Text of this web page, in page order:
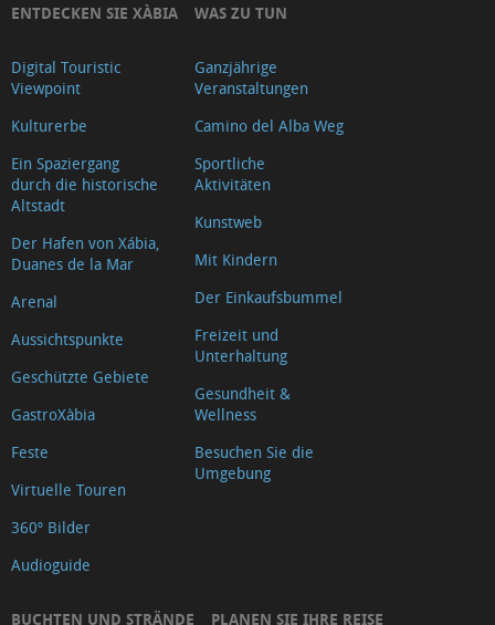
ENTDECKEN SIE XÀBIA
Digital Touristic
Viewpoint
Kulturerbe
Ein Spaziergang
durch die historische
Altstadt
Der Hafen von Xábia,
Duanes de la Mar
Arenal
Aussichtspunkte
Geschützte Gebiete
GastroXàbia
Feste
Virtuelle Touren
360º Bilder
Audioguide
WAS ZU TUN
Ganzjährige
Veranstaltungen
Camino del Alba Weg
Sportliche
Aktivitäten
Kunstweb
Mit Kindern
Der Einkaufsbummel
Freizeit und
Unterhaltung
Gesundheit &
Wellness
Besuchen Sie die
Umgebung
BUCHTEN UND STRÄNDE PLANEN SIE IHRE REISE